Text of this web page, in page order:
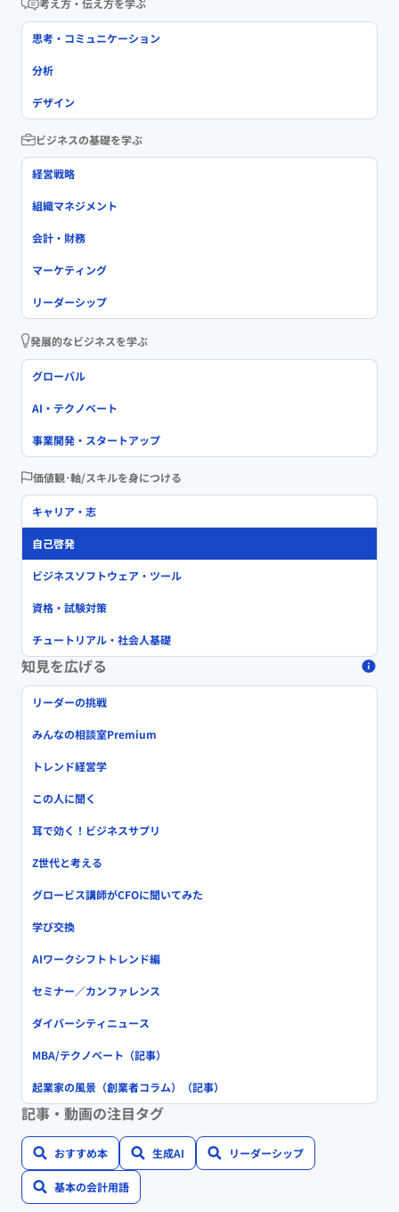
考え方・伝え方を学ぶ
思考・コミュニケーション
分析
デザイン
ビジネスの基礎を学ぶ
経営戦略
組織マネジメント
会計・財務
マーケティング
リーダーシップ
発展的なビジネスを学ぶ
グローバル
AI・テクノベート
事業開発・スタートアップ
価値観･軸/スキルを身につける
キャリア・志
自己啓発
ビジネスソフトウェア・ツール
資格・試験対策
チュートリアル・社会人基礎
知見を広げる
リーダーの挑戦
みんなの相談室Premium
トレンド経営学
この人に聞く
耳で効く！ビジネスサプリ
Z世代と考える
グロービス講師がCFOに聞いてみた
学び交換
AIワークシフトトレンド編
セミナー／カンファレンス
ダイバーシティニュース
MBA/テクノベート（記事）
起業家の風景（創業者コラム）（記事）
記事・動画の注目タグ
おすすめ本 生成AI リーダーシップ
基本の会計用語